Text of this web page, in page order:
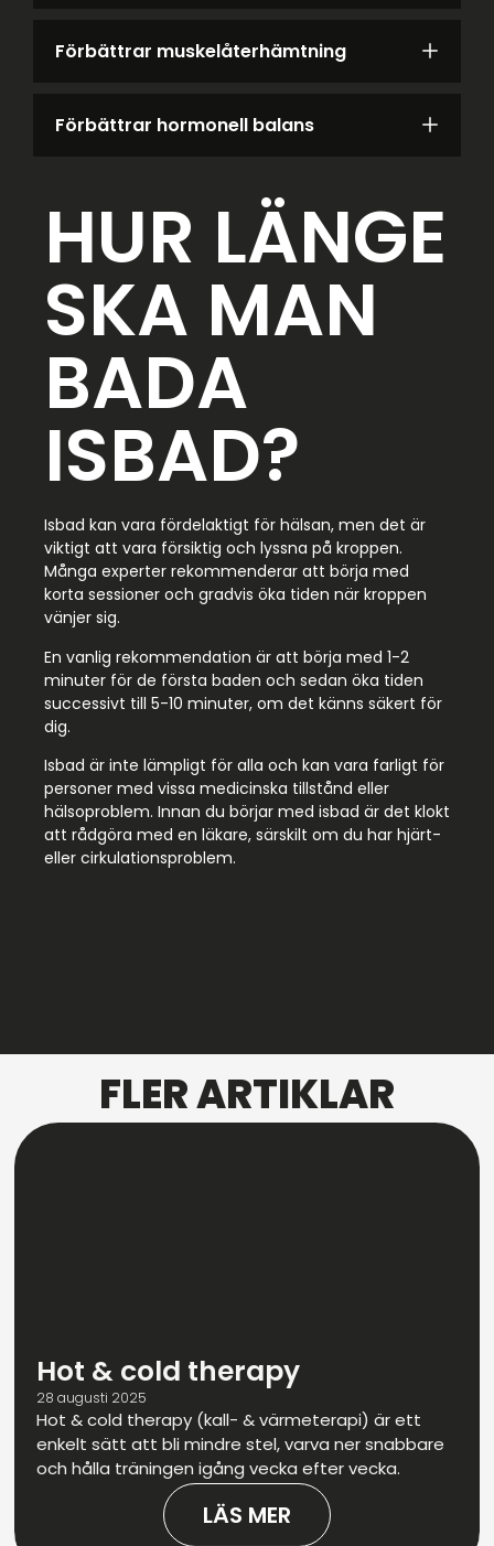
Förbättrar muskelåterhämtning
Förbättrar hormonell balans
HUR LÄNGE
SKA MAN
BADA
ISBAD?
Isbad kan vara fördelaktigt för hälsan, men det är
viktigt att vara försiktig och lyssna på kroppen.
Många experter rekommenderar att börja med
korta sessioner och gradvis öka tiden när kroppen
vänjer sig.
En vanlig rekommendation är att börja med 1-2
minuter för de första baden och sedan öka tiden
successivt till 5-10 minuter, om det känns säkert för
dig.
Isbad är inte lämpligt för alla och kan vara farligt för
personer med vissa medicinska tillstånd eller
hälsoproblem. Innan du börjar med isbad är det klokt
att rådgöra med en läkare, särskilt om du har hjärt-
eller cirkulationsproblem.
FLER ARTIKLAR
Hot & cold therapy
28 augusti 2025
Hot & cold therapy (kall- & värmeterapi) är ett
enkelt sätt att bli mindre stel, varva ner snabbare
och hålla träningen igång vecka efter vecka.
LÄS MER